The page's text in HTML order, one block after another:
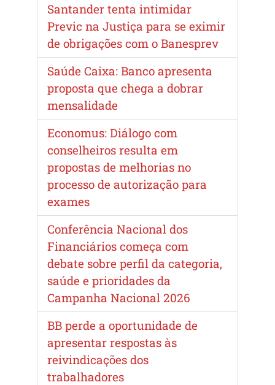
Santander tenta intimidar
Previc na Justiça para se eximir
de obrigações com o Banesprev
Saúde Caixa: Banco apresenta
proposta que chega a dobrar
mensalidade
Economus: Diálogo com
conselheiros resulta em
propostas de melhorias no
processo de autorização para
exames
Conferência Nacional dos
Financiários começa com
debate sobre perfil da categoria,
saúde e prioridades da
Campanha Nacional 2026
BB perde a oportunidade de
apresentar respostas às
reivindicações dos
trabalhadores